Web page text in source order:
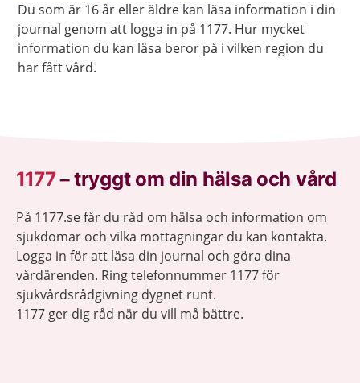
Du som är 16 år eller äldre kan läsa information i din
journal genom att logga in på 1177. Hur mycket
information du kan läsa beror på i vilken region du
har fått vård.
1177–tryggt om din hälsa och vård
På 1177.se får du råd om hälsa och information om
sjukdomar och vilka mottagningar du kan kontakta.
Logga in för att läsa din journal och göra dina
vårdärenden. Ring telefonnummer 1177 för
sjukvårdsrådgivning dygnet runt.
1177 ger dig råd när du vill må bättre.